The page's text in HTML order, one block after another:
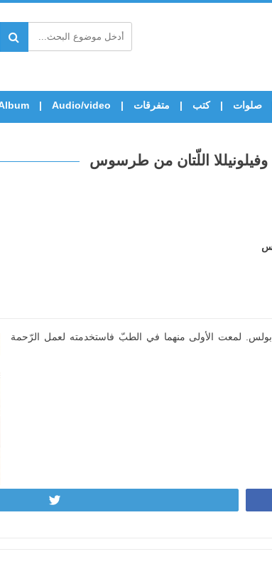
صلوات كتب متفرقات Audio/video
وفيلونيللا اللّتان من طرسوس
لمعت الأولى منهما في الطبّ فاستخدمته لعمل الرّحمة